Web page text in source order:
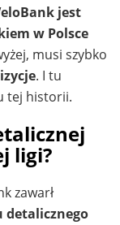
jest
w Polsce
musi szybko
. I tu
tej historii.
ligi?
zawarł
detalicznego